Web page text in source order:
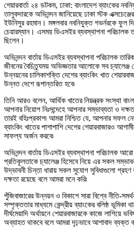
শেয়ারবার্তা ২৪ ডটকম, ঢাকা: বাংলাদেশ ব্যাংকের
তালুকদারকে অভিনন্দন জানিয়েছে ঢাকা স্টক
ইউনিসুর রহমান। মঙ্গলবার নবনিযুক্ত গভর্নরকে ফুল
চেয়ারম্যান। এসময় ডিএসইর ব্যবস্থাপনা
ছিলেন।
অভিনন্দন বার্তায় ডিএসইর ব্যবস্থাপনা পরিচালক
জীবনের বৈচিত্র্যময় অভিজ্ঞতার আলোকে সব চ্যালেঞ্জ
উন্নয়নের চালিকাশক্তি দেশের ব্যাংকিং খাত
উন্নত দেশে রূপান্তরিত হবে৷
তিনি আরও বলেন, আর্থিক খাতের নিয়ন্ত্রক সংস্থা
আপনার নিয়োগ নিঃসন্দেহে আপনার সম্ভাব্যতা ও
তারই বহিঃপ্রকাশ৷ আমরা নিশ্চিত যে, আপনার সফল
ব্যাংকিং খাতের পাশাপাশি দেশের শেয়ারবাজারও
সাফল্য অর্জন করবে৷
অভিনন্দন বার্তায় ডিএসইর ব্যবস্থাপনা পরিচালক আরো
প্রতিকূলতাকে চ্যালেঞ্জ হিসেবে নিয়ে এর সকল
উদ্ভাবনী চিন্তা ধারায় সকল সুযোগ সুবিধাগুলো গ্রহণ
দক্ষতা রয়েছে বলে আমরা মনে করি৷
পুঁজিবাজারের উন্নয়ন ও বিকাশে সারা বিশ্বে নীতি-
সম্পৃক্ততার মাধ্যমে কেন্দ্রীয় ব্যাংকের বলিষ্ঠ ভূমিকা
দীর্ঘমেয়াদি অর্থায়নে শেয়ারবাজারকে কাজে লাগিয়ে
অব্যাহত থাকবে বলে আমরা দৃঢ়ভাবে আশাবাদ ব্যক্ত